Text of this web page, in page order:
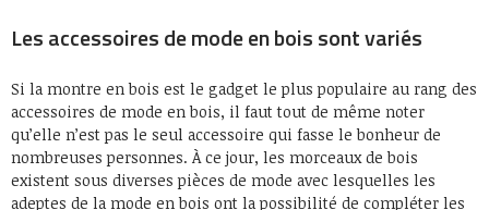
Les accessoires de mode en bois sont variés
Si la montre en bois est le gadget le plus populaire au rang des
accessoires de mode en bois, il faut tout de même noter
qu’elle n’est pas le seul accessoire qui fasse le bonheur de
nombreuses personnes. À ce jour, les morceaux de bois
existent sous diverses pièces de mode avec lesquelles les
adeptes de la mode en bois ont la possibilité de compléter les